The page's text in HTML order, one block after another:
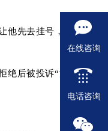
他先去挂号，病人转
绝后被投诉“没有医
在线咨询
电话咨询